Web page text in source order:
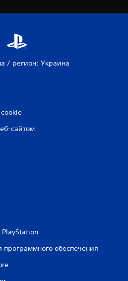
/ регион: Украина
сайтом
программного обеспечения